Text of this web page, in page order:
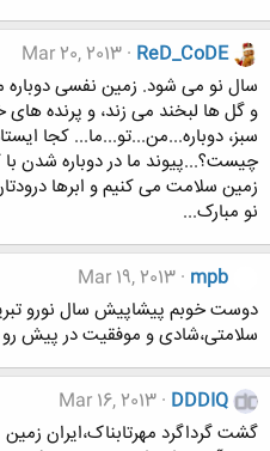
ReD_CoDE
Mar 20, 2013
سال نو می شود. زمین نفسی
و گل ها لبخند می زند، و پرنده
سبز، دوباره...من...تو...ما... کجا
چیست؟...پیوند ما در دوباره شدن
زمین سلامت می کنیم و ابرها
نو مبارک...
mpb
Mar 19, 2013
دوست خوبم پیشاپیش سال نورو
سلامتی،شادی و موفقیت در پیش
DDDIQ
Mar 16, 2013
گشت گرداگرد مهرتابناک،ایران زمین